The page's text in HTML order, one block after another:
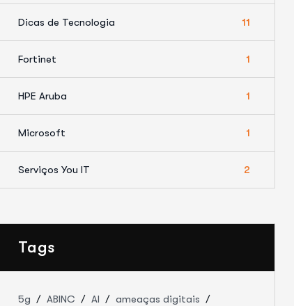
Dicas de Tecnologia 11
Fortinet 1
HPE Aruba 1
Microsoft 1
Serviços You IT 2
Tags
5g ABINC AI
ameaças digitais